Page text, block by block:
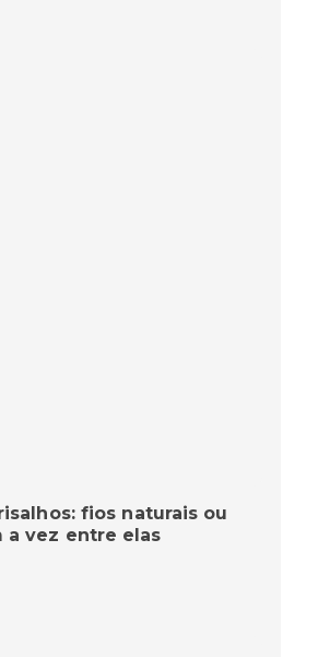
fios naturais ou
a vez entre elas